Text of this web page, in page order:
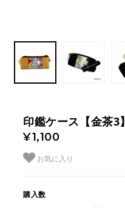
印鑑ケース【金茶3】
¥1,100
お気に入り
購入数